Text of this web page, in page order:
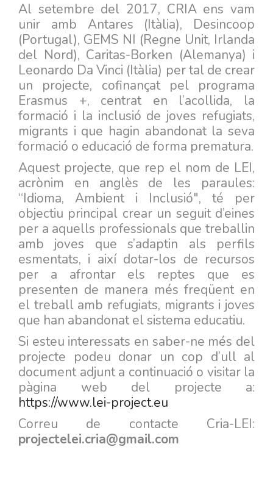
Al setembre del 2017, CRIA ens vam
unir amb Antares (Itàlia), Desincoop
(Portugal), GEMS NI (Regne Unit, Irlanda
del Nord), Caritas-Borken (Alemanya) i
Leonardo Da Vinci (Itàlia) per tal de crear
un projecte, cofinançat pel programa
Erasmus +, centrat en l’acollida, la
formació i la inclusió de joves refugiats,
migrants i que hagin abandonat la seva
formació o educació de forma prematura.
Aquest projecte, que rep el nom de LEI,
acrònim en anglès de les paraules:
“Idioma, Ambient i Inclusió", té per
objectiu principal crear un seguit d’eines
per a aquells professionals que treballin
amb joves que s’adaptin als perfils
esmentats, i així dotar-los de recursos
per a afrontar els reptes que es
presenten de manera més freqüent en
el treball amb refugiats, migrants i joves
que han abandonat el sistema educatiu.
Si esteu interessats en saber-ne més del
projecte podeu donar un cop d’ull al
document adjunt a continuació o visitar la
pàgina web del projecte a:
https://www.lei-project.eu
Correu de contacte Cria-LEI:
projectelei.cria@gmail.com